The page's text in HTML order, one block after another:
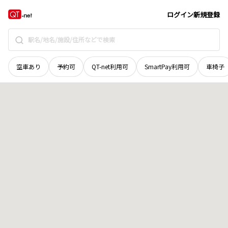
ログイン新規登録
空車あり 予約可 QT-net利用可 SmartPay利用可 車椅子
宮城県